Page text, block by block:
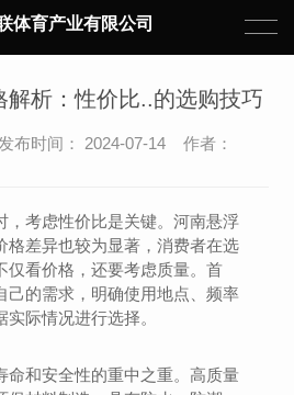
体育产业有限公司
解析：性价比..的选购技巧
布时间： 2024-07-14 作者：
，考虑性价比是关键。河南悬浮
格差异也较为显著，消费者在选
仅看价格，还要考虑质量。首
己的需求，明确使用地点、频率
际情况进行选择。
命和安全性的重中之重。高质量